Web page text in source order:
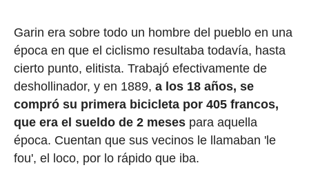
Garin era sobre todo un hombre del pueblo en una
época en que el ciclismo resultaba todavía, hasta
cierto punto, elitista. Trabajó efectivamente de
deshollinador, y en 1889, a los 18 años, se
compró su primera bicicleta por 405 francos,
que era el sueldo de 2 mesespara aquella
época. Cuentan que sus vecinos le llamaban 'le
fou', el loco, por lo rápido que iba.